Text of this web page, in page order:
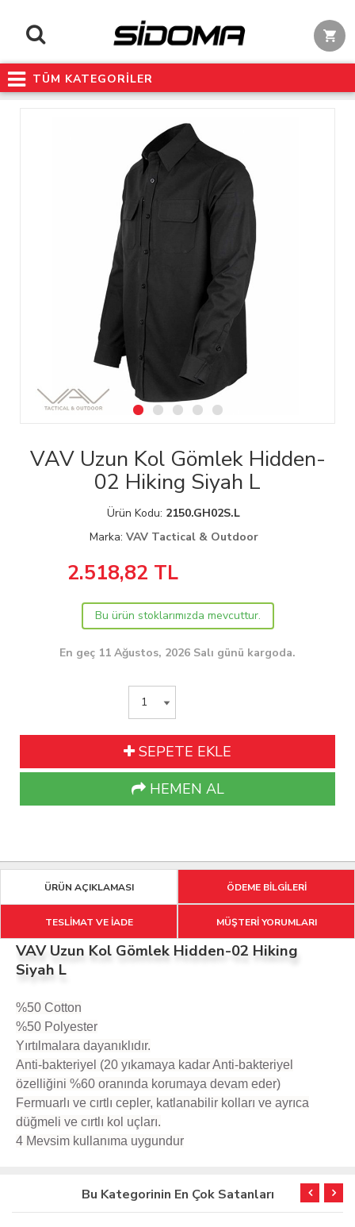
TÜM KATEGORİLER
VAV Uzun Kol Gömlek Hidden-
02 Hiking Siyah L
Ürün Kodu: 2150.GH02S.L
Marka: VAV Tactical & Outdoor
2.518,82 TL
Bu ürün stoklarımızda mevcuttur.
En geç 11 Ağustos, 2026 Salı günü kargoda.
SEPETE EKLE
HEMEN AL
ÜRÜN AÇIKLAMASI ÖDEME BİLGİLERİ
TESLİMAT VE İADE MÜŞTERİ YORUMLARI
VAV Uzun Kol Gömlek Hidden-02 Hiking
Siyah L
%50 Cotton
%50 Polyester
Yırtılmalara dayanıklıdır.
Anti-bakteriyel (20 yıkamaya kadar Anti-bakteriyel
özelliğini %60 oranında korumaya devam eder)
Fermuarlı ve cırtlı cepler, katlanabilir kolları ve ayrıca
düğmeli ve cırtlı kol uçları.
4 Mevsim kullanıma uygundur
Bu Kategorinin En Çok Satanları